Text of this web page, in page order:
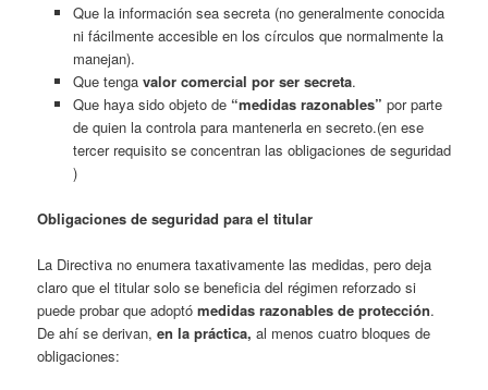
Que la información sea secreta (no generalmente conocida
ni fácilmente accesible en los círculos que normalmente la
manejan).
Que tenga valor comercial por ser secreta.
Que haya sido objeto de “medidas razonables” por parte
de quien la controla para mantenerla en secreto.(en ese
tercer requisito se concentran las obligaciones de seguridad
)
Obligaciones de seguridad para el titular
La Directiva no enumera taxativamente las medidas, pero deja
claro que el titular solo se beneficia del régimen reforzado si
puede probar que adoptómedidas razonables de protección.
De ahí se derivan, en la práctica, al menos cuatro bloques de
obligaciones: